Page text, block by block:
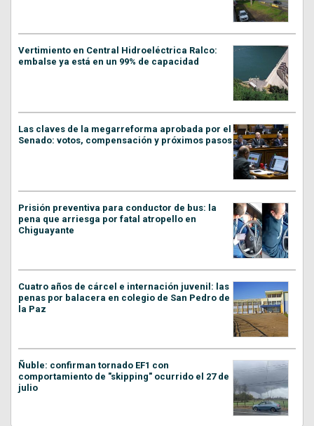
Vertimiento en Central Hidroeléctrica Ralco:
embalse ya está en un 99% de capacidad
Las claves de la megarreforma aprobada por el
Senado: votos, compensación y próximos pasos
Prisión preventiva para conductor de bus: la
pena que arriesga por fatal atropello en
Chiguayante
Cuatro años de cárcel e internación juvenil: las
penas por balacera en colegio de San Pedro de
la Paz
Ñuble: confirman tornado EF1 con
comportamiento de "skipping" ocurrido el 27 de
julio